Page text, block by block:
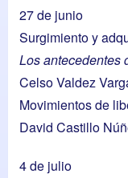
27 de junio
Surgimiento y
Los antecedentes
Celso Valdez
Movimientos de
David Castillo
4 de julio